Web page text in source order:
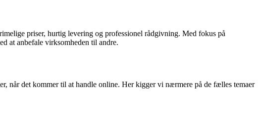
priser, hurtig levering og professionel rådgivning. Med fokus på
at anbefale virksomheden til andre.
når det kommer til at handle online. Her kigger vi nærmere på de fælles temaer